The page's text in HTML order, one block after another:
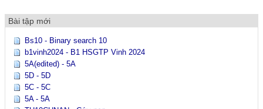
Bài tập mới
Bs10 - Binary search 10
b1vinh2024 - B1 HSGTP Vinh 2024
5A(edited) - 5A
5D - 5D
5C - 5C
5A - 5A